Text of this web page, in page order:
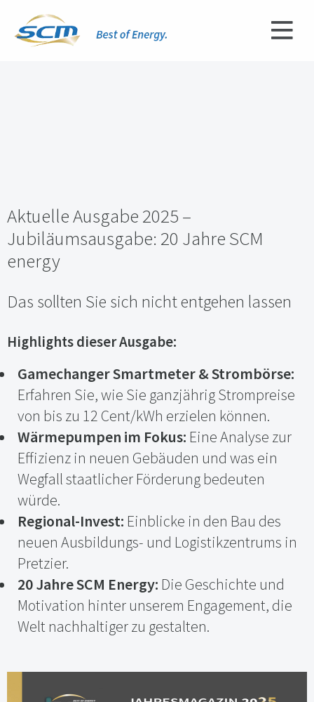
Aktuelle Ausgabe 2025 –
Jubiläumsausgabe: 20 Jahre SCM
energy
Das sollten Sie sich nicht entgehen lassen
Highlights dieser Ausgabe:
Gamechanger Smartmeter & Strombörse:
Erfahren Sie, wie Sie ganzjährig Strompreise
von bis zu 12 Cent/kWh erzielen können.
Wärmepumpen im Fokus: Eine Analyse zur
Effizienz in neuen Gebäuden und was ein
Wegfall staatlicher Förderung bedeuten
würde.
Regional-Invest: Einblicke in den Bau des
neuen Ausbildungs- und Logistikzentrums in
Pretzier.
20 Jahre SCM Energy: Die Geschichte und
Motivation hinter unserem Engagement, die
Welt nachhaltiger zu gestalten.